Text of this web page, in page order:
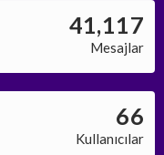
41,117
Mesajlar
66
Kullanıcılar